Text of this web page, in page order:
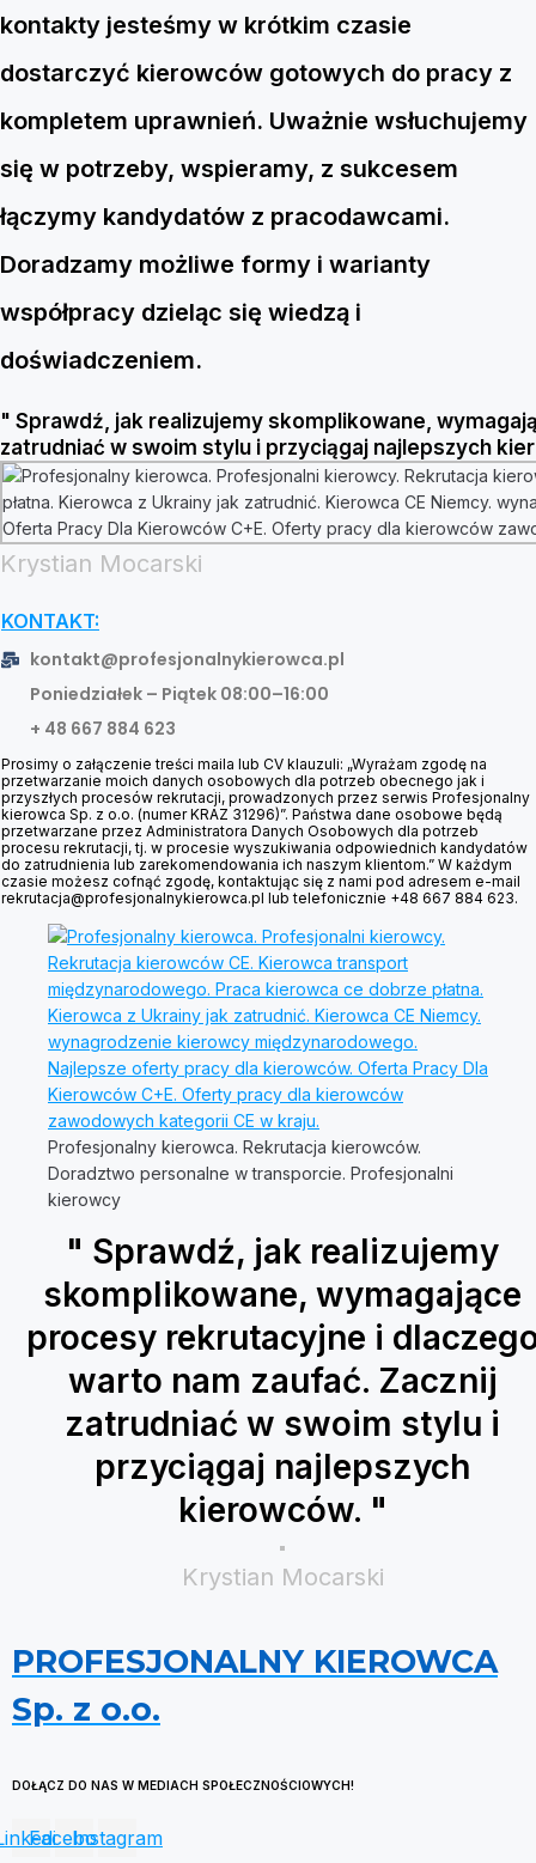
kontakty jesteśmy w krótkim czasie
dostarczyć kierowców gotowych do pracy z
kompletem uprawnień. Uważnie wsłuchujemy
się w potrzeby, wspieramy, z sukcesem
łączymy kandydatów z pracodawcami.
Doradzamy możliwe formy i warianty
współpracy dzieląc się wiedzą i
doświadczeniem.
" Sprawdź, jak realizujemy skomplikowane,
zatrudniać w swoim stylu i przyciągaj najlepszych
Krystian Mocarski
KONTAKT:
kontakt@profesjonalnykierowca.pl
Poniedziałek – Piątek 08:00–16:00
+ 48 667 884 623
Prosimy o załączenie treści maila lub CV klauzuli: „Wyrażam zgodę na
przetwarzanie moich danych osobowych dla potrzeb obecnego jak i
przyszłych procesów rekrutacji, prowadzonych przez serwis Profesjonalny
kierowca Sp. z o.o. (numer KRAZ 31296)”. Państwa dane osobowe będą
przetwarzane przez Administratora Danych Osobowych dla potrzeb
procesu rekrutacji, tj. w procesie wyszukiwania odpowiednich kandydatów
do zatrudnienia lub zarekomendowania ich naszym klientom.” W każdym
czasie możesz cofnąć zgodę, kontaktując się z nami pod adresem e-mail
rekrutacja@profesjonalnykierowca.pl lub telefonicznie +48 667 884 623.
Profesjonalny kierowca. Rekrutacja kierowców.
Doradztwo personalne w transporcie. Profesjonalni
kierowcy
" Sprawdź, jak realizujemy
skomplikowane, wymagające
procesy rekrutacyjne i
warto nam zaufać. Zacznij
zatrudniać w swoim stylu i
przyciągaj najlepszych
kierowców. "
Krystian Mocarski
PROFESJONALNY KIEROWCA
Sp. z o.o.
DOŁĄCZ DO NAS W MEDIACH SPOŁECZNOŚCIOWYCH!
FacebookInstagram